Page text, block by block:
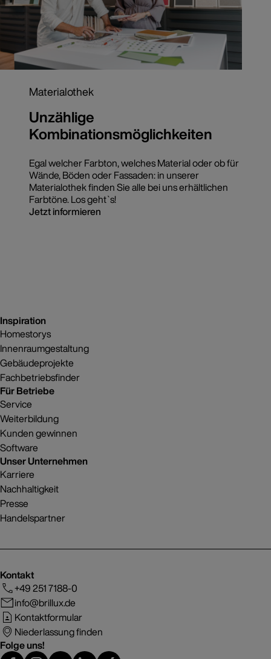
Materialothek
Unzählige
Kombinationsmöglichkeiten
Egal welcher Farbton, welches Material oder ob für
Wände, Böden oder Fassaden: in unserer
Materialothek finden Sie alle bei uns erhältlichen
Farbtöne. Los geht`s!
Jetzt informieren
Inspiration
Homestorys
Innenraumgestaltung
Gebäudeprojekte
Fachbetriebsfinder
Für Betriebe
Service
Weiterbildung
Kunden gewinnen
Software
Unser Unternehmen
Karriere
Nachhaltigkeit
Presse
Handelspartner
Kontakt
+49 251 7188-0
info@brillux.de
Kontaktformular
Niederlassung finden
Folge uns!